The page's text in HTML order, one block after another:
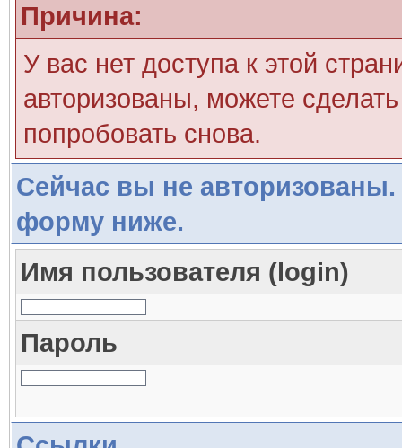
Причина:
У вас нет доступа к этой
авторизованы, можете
попробовать снова.
Сейчас вы не авторизованы.
форму ниже.
Имя пользователя (login)
Пароль